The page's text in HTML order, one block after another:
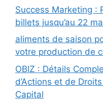
Success Marketing :
billets jusqu’au 22
aliments de saison
votre production de
OBIZ : Détails
d’Actions et de
Capital